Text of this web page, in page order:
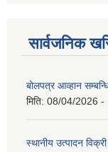
सार्वजनिक
बोलपत्र आव्हान
मिति: 08/04/2026 -
स्थानीय उत्पादन